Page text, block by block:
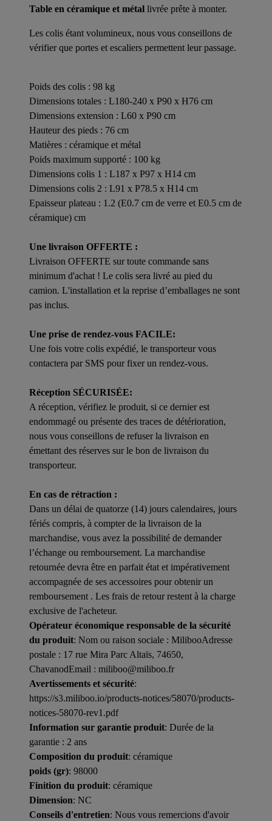
Table en céramique et métal livrée prête à monter.
Les colis étant volumineux, nous vous conseillons de
vérifier que portes et escaliers permettent leur passage.
Poids des colis : 98 kg
Dimensions totales : L180-240 x P90 x H76 cm
Dimensions extension : L60 x P90 cm
Hauteur des pieds : 76 cm
Matières : céramique et métal
Poids maximum supporté : 100 kg
Dimensions colis 1 : L187 x P97 x H14 cm
Dimensions colis 2 : L91 x P78.5 x H14 cm
Epaisseur plateau : 1.2 (E0.7 cm de verre et E0.5 cm de
céramique) cm
Une livraison OFFERTE :
Livraison OFFERTE sur toute commande sans
minimum d'achat ! Le colis sera livré au pied du
camion. L'installation et la reprise d’emballages ne sont
pas inclus.
Une prise de rendez-vous FACILE:
Une fois votre colis expédié, le transporteur vous
contactera par SMS pour fixer un rendez-vous.
Réception SÉCURISÉE:
A réception, vérifiez le produit, si ce dernier est
endommagé ou présente des traces de détérioration,
nous vous conseillons de refuser la livraison en
émettant des réserves sur le bon de livraison du
transporteur.
En cas de rétraction :
Dans un délai de quatorze (14) jours calendaires, jours
fériés compris, à compter de la livraison de la
marchandise, vous avez la possibilité de demander
l’échange ou remboursement. La marchandise
retournée devra être en parfait état et impérativement
accompagnée de ses accessoires pour obtenir un
remboursement . Les frais de retour restent à la charge
exclusive de l'acheteur.
Opérateur économique responsable de la sécurité
du produit: Nom ou raison sociale : MilibooAdresse
postale : 17 rue Mira Parc Altaïs, 74650,
ChavanodEmail : miliboo@miliboo.fr
Avertissements et sécurité:
https://s3.miliboo.io/products-notices/58070/products-
notices-58070-rev1.pdf
Information sur garantie produit: Durée de la
garantie : 2 ans
Composition du produit: céramique
poids (gr): 98000
Finition du produit: céramique
Dimension: NC
Conseils d'entretien: Nous vous remercions d'avoir